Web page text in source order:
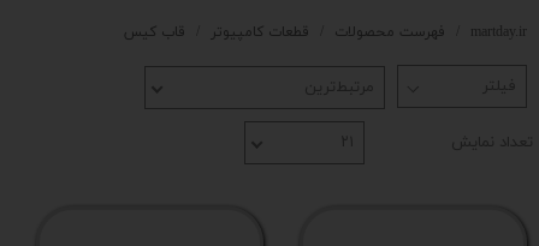
خروج از حساب کاربری
martday.ir فهرست محصولات قطعات کامپیوتر قاب کیس پورت USB 3.0
ابعاد مرتبط‌ترین
تعداد نمایش ۲۱